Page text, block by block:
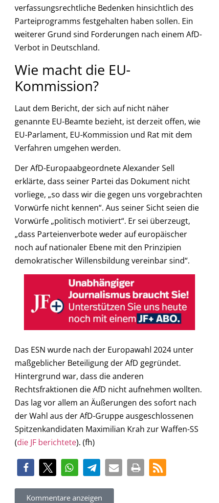
verfassungsrechtliche Bedenken hinsichtlich des
Parteiprogramms festgehalten haben sollen. Ein
weiterer Grund sind Forderungen nach einem AfD-
Verbot in Deutschland.
Wie macht die EU-
Kommission?
Laut dem Bericht, der sich auf nicht näher
genannte EU-Beamte bezieht, ist derzeit offen, wie
EU-Parlament, EU-Kommission und Rat mit dem
Verfahren umgehen werden.
Der AfD-Europaabgeordnete Alexander Sell
erklärte, dass seiner Partei das Dokument nicht
vorliege, „so dass wir die gegen uns vorgebrachten
Vorwürfe nicht kennen“. Aus seiner Sicht seien die
Vorwürfe „politisch motiviert“. Er sei überzeugt,
„dass Parteienverbote weder auf europäischer
noch auf nationaler Ebene mit den Prinzipien
demokratischer Willensbildung vereinbar sind“.
Das ESN wurde nach der Europawahl 2024 unter
maßgeblicher Beteiligung der AfD gegründet.
Hintergrund war, dass die anderen
Rechtsfraktionen die AfD nicht aufnehmen wollten.
Das lag vor allem an Äußerungen des sofort nach
der Wahl aus der AfD-Gruppe ausgeschlossenen
Spitzenkandidaten Maximilian Krah zur Waffen-SS
(die JF berichtete). (fh)
Kommentare anzeigen